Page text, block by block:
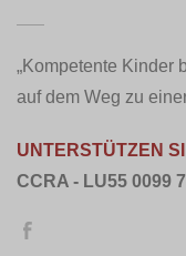
„Kompetente Kinder
auf dem Weg zu
UNTERSTÜTZEN
CCRA - LU55 0099